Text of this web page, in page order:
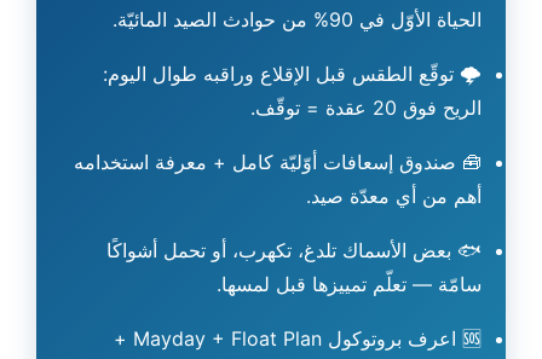
الحياة الأوّل في 90% من حوادث الصيد المائيّة.
🌩️ توقّع الطقس قبل الإقلاع وراقبه طوال اليوم:
الريح فوق 20 عقدة = توقّف.
🧰 صندوق إسعافات أوّليّة كامل + معرفة استخدامه
أهم من أي معدّة صيد.
🐟 بعض الأسماك تلدغ، تكهرب، أو تحمل أشواكًا
سامّة — تعلّم تمييزها قبل لمسها.
🆘
اعرف بروتوكول Mayday + Float Plan +